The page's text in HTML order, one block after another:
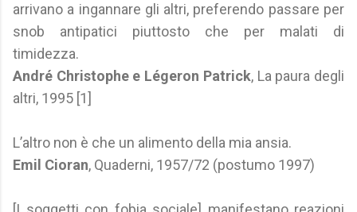
arrivano a ingannare gli altri, preferendo passare per
snob antipatici piuttosto che per malati di
timidezza.
André Christophe e Légeron Patrick, La paura degli
altri, 1995 [1]
L’altro non è che un alimento della mia ansia.
Emil Cioran, Quaderni, 1957/72 (postumo 1997)